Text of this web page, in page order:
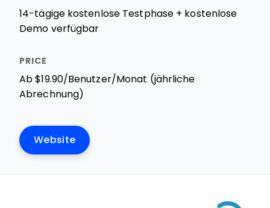
14-tägige kostenlose Testphase + kostenlose
Demo verfügbar
Ab $19.90/Benutzer/Monat (jährliche
Abrechnung)
Website